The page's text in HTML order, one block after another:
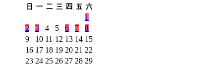
日 一 二 三 四 五 六
1
2
3 4 5 6 7
8
9
10 11 12 13 14 15
16 17 18 19 20 21 22
23 24 25 26 27 28 29